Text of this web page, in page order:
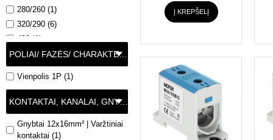
280/260 (1)
320/290 (6)
400 (1)
400/350 (1)
425/380 (4)
425x380 (1)
63 (7)
76 (3)
80 (2)
POLIAI/ FAZĖS/ CHARAKTERISTIKA
Vienpolis 1P (1)
KONTAKTAI, KANALAI, GNYBTAI
Gnybtai 12x16mm² | Varžtiniai
kontaktai (1)
Į KREPŠELĮ